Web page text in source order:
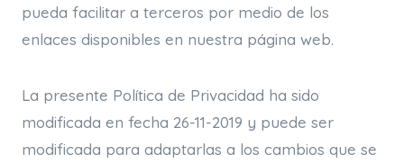
pueda facilitar a terceros por medio de los
enlaces disponibles en nuestra página web.
La presente Política de Privacidad ha sido
modificada en fecha 26-11-2019 y puede ser
modificada para adaptarlas a los cambios que se